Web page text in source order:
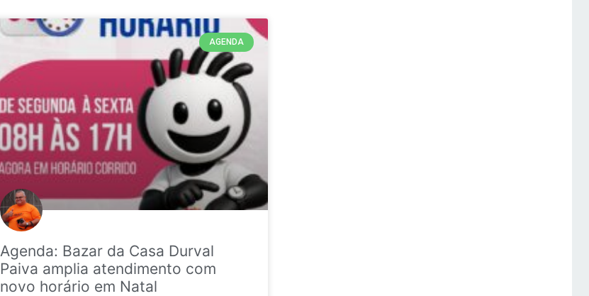
AGENDA
Agenda: Bazar da Casa Durval
Paiva amplia atendimento com
novo horário em Natal